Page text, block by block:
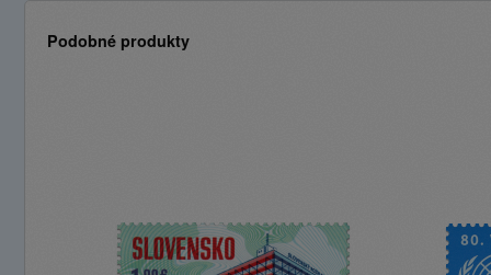
Podobné produkty